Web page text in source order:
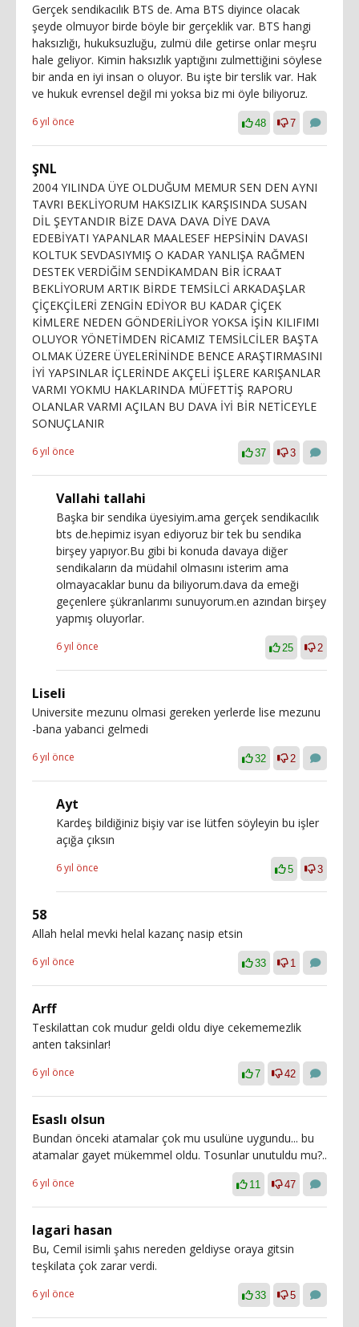
Gerçek sendikacılık BTS de. Ama BTS diyince olacak
şeyde olmuyor birde böyle bir gerçeklik var. BTS hangi
haksızlığı, hukuksuzluğu, zulmü dile getirse onlar meşru
hale geliyor. Kimin haksızlık yaptığını zulmettiğini söylese
bir anda en iyi insan o oluyor. Bu işte bir terslik var. Hak
ve hukuk evrensel değil mi yoksa biz mi öyle biliyoruz.
6 yıl önce 48 7
ŞNL
2004 YILINDA ÜYE OLDUĞUM MEMUR SEN DEN AYNI
TAVRI BEKLİYORUM HAKSIZLIK KARŞISINDA SUSAN
DİL ŞEYTANDIR BİZE DAVA DAVA DİYE DAVA
EDEBİYATI YAPANLAR MAALESEF HEPSİNİN DAVASI
KOLTUK SEVDASIYMIŞ O KADAR YANLIŞA RAĞMEN
DESTEK VERDİĞİM SENDİKAMDAN BİR İCRAAT
BEKLİYORUM ARTIK BİRDE TEMSİLCİ ARKADAŞLAR
ÇİÇEKÇİLERİ ZENGİN EDİYOR BU KADAR ÇİÇEK
KİMLERE NEDEN GÖNDERİLİYOR YOKSA İŞİN KILIFIMI
OLUYOR YÖNETİMDEN RİCAMIZ TEMSİLCİLER BAŞTA
OLMAK ÜZERE ÜYELERİNİNDE BENCE ARAŞTIRMASINI
İYİ YAPSINLAR İÇLERİNDE AKÇELİ İŞLERE KARIŞANLAR
VARMI YOKMU HAKLARINDA MÜFETTİŞ RAPORU
OLANLAR VARMI AÇILAN BU DAVA İYİ BİR NETİCEYLE
SONUÇLANIR
6 yıl önce 37 3
Vallahi tallahi
Başka bir sendika üyesiyim.ama gerçek sendikacılık
bts de.hepimiz isyan ediyoruz bir tek bu sendika
birşey yapıyor.Bu gibi bi konuda davaya diğer
sendikaların da müdahil olmasını isterim ama
olmayacaklar bunu da biliyorum.dava da emeği
geçenlere şükranlarımı sunuyorum.en azından birşey
yapmış oluyorlar.
6 yıl önce 25 2
Liseli
Universite mezunu olmasi gereken yerlerde lise mezunu
-bana yabanci gelmedi
6 yıl önce 32 2
Ayt
Kardeş bildiğiniz bişiy var ise lütfen söyleyin bu işler
açığa çıksın
6 yıl önce 5 3
58
Allah helal mevki helal kazanç nasip etsin
6 yıl önce 33 1
Arff
Teskilattan cok mudur geldi oldu diye cekememezlik
anten taksinlar!
6 yıl önce 7 42
Esaslı olsun
Bundan önceki atamalar çok mu usulüne uygundu... bu
atamalar gayet mükemmel oldu. Tosunlar unutuldu mu?..
6 yıl önce 11 47
lagari hasan
Bu, Cemil isimli şahıs nereden geldiyse oraya gitsin
teşkilata çok zarar verdi.
6 yıl önce 33 5